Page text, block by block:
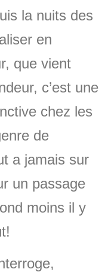
la nuits des
en
que vient
c’est une
chez les
de
a jamais sur
un passage
moins il y